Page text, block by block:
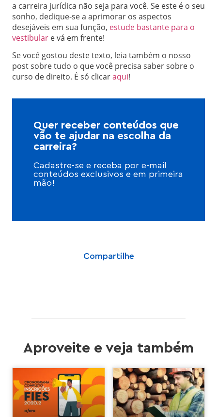
a carreira jurídica não seja para você. Se este é o seu
sonho, dedique-se a aprimorar os aspectos
desejáveis em sua função, estude bastante para o
vestibular e vá em frente!
Se você gostou deste texto, leia também o nosso
post sobre tudo o que você precisa saber sobre o
curso de direito. É só clicaraqui!
Quer receber conteúdos que
vão te ajudar na escolha da
carreira?
Cadastre-se e receba por e-mail
conteúdos exclusivos e em primeira
mão!
Compartilhe
Aproveite e veja também